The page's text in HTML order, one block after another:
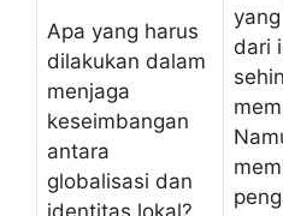
Apa yang harus
dilakukan dalam
menjaga
keseimbangan
antara
globalisasi dan
identitas lokal?
dari